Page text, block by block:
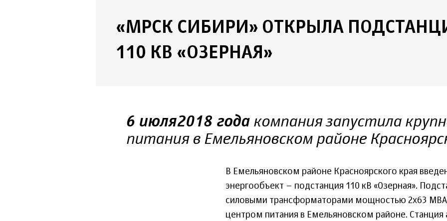
«МРСК СИБИРИ» ОТКРЫЛА
110 КВ «ОЗЕРНАЯ»
6 июля 2018 годакомпания запустила
питания в Емельяновском районе
В Емельяновском районе Красноярского края
энергообъект – подстанция 110 кВ «Озерная».
силовыми трансформаторами мощностью 2х63
центром питания в Емельяновском районе. Станция